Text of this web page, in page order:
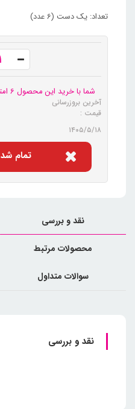
تعداد: یک دست (6 عدد)
شما با خرید این محصول 6 امتیاز دریافت می کنید
آخرین بروزرسانی
قیمت :
۱۴۰۵/۵/۱۸
تمام شد
نقد و بررسی
محصولات مرتبط
سوالات متداول
نقد و بررسی